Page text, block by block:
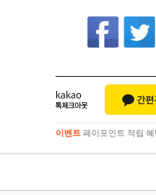
이벤트 페이포인트 적립
이벤트페이포인트 적립